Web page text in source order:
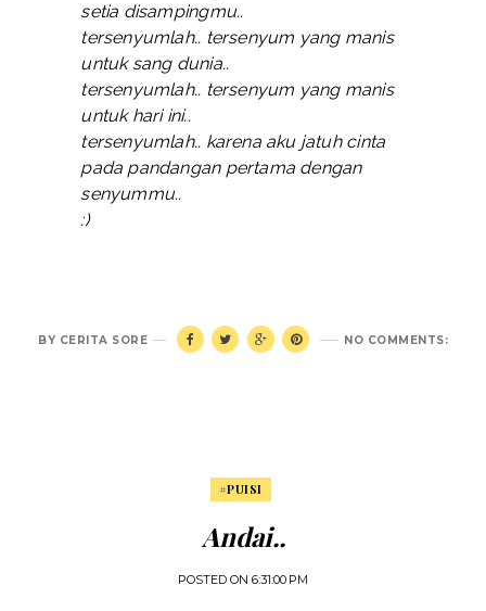
setia disampingmu..
tersenyumlah.. tersenyum yang manis
untuk sang dunia..
tersenyumlah.. tersenyum yang manis
untuk hari ini..
tersenyumlah.. karena aku jatuh cinta
pada pandangan pertama dengan
senyummu..
:)
NO COMMENTS:
BY CERITA SORE
#PUISI
Andai..
POSTED ON 6:31:00 PM